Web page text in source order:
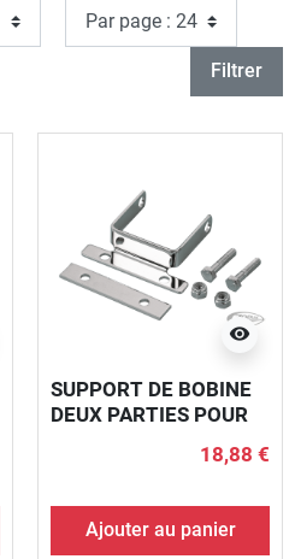
Filtrer
visibility
SUPPORT DE BOBINE
DEUX PARTIES POUR
18,88 €
Ajouter au panier